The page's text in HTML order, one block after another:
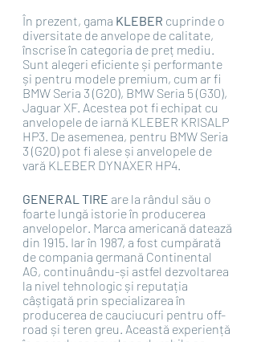
În prezent, gama KLEBER cuprinde o
diversitate de anvelope de calitate,
înscrise în categoria de preț mediu.
Sunt alegeri eficiente și performante
și pentru modele premium, cum ar fi
BMW Seria 3 (G20), BMW Seria 5 (G30),
Jaguar XF. Acestea pot fi echipat cu
anvelopele de iarnă KLEBER KRISALP
HP3. De asemenea, pentru BMW Seria
3 (G20) pot fi alese și anvelopele de
vară KLEBER DYNAXER HP4.
GENERAL TIRE are la rândul său o
foarte lungă istorie în producerea
anvelopelor. Marca americană datează
din 1915. Iar în 1987, a fost cumpărată
de compania germană Continental
AG, continuându-și astfel dezvoltarea
la nivel tehnologic și reputația
câștigată prin specializarea în
producerea de cauciucuri pentru off-
road și teren greu. Această experiență